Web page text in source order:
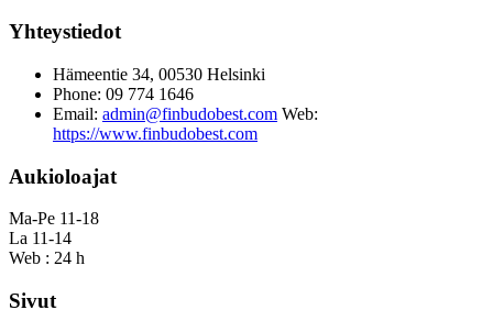
Yhteystiedot
Hämeentie 34, 00530 Helsinki
Phone: 09 774 1646
Email: admin@finbudobest.com Web:
https://www.finbudobest.com
Aukioloajat
Ma-Pe 11-18
La 11-14
Web : 24 h
Sivut